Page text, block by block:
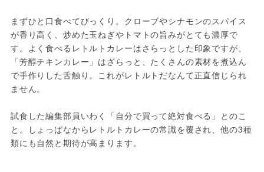
まずひと口食べてびっくり。クローブやシナモンのスパイス
が香り高く、炒めた玉ねぎやトマトの旨みがとても濃厚で
す。よく食べるレトルトカレーはさらっとした印象ですが、
「芳醇チキンカレー」はざらっと、たくさんの素材を煮込ん
で手作りした舌触り。これがレトルトだなんて正直信じられ
ません。
試食した編集部員いわく「自分で買って絶対食べる」とのこ
と。しょっぱなからレトルトカレーの常識を覆され、他の3種
類にも自然と期待が高まります。